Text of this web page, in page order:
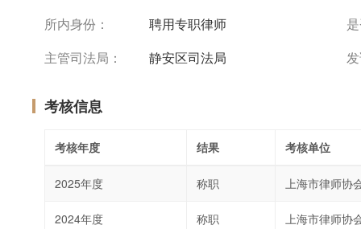
所内身份：
聘用专职律师
主管司法局：
静安区司法局
考核信息
考核年度 结果 考核单位
2025年度 称职 上海市律师协
2024年度 称职 上海市律师协